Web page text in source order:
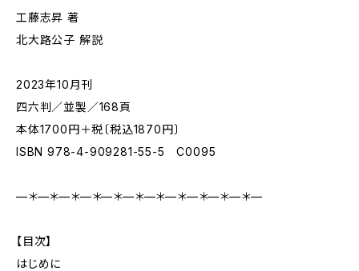
工藤志昇 著
北大路公子 解説
2023年10月刊
四六判／並製／168頁
本体1700円＋税〔税込1870円〕
ISBN 978-4-909281-55-5 C0095
—＊—＊—＊—＊—＊—＊—＊—＊—＊—＊—＊—
【目次】
はじめに